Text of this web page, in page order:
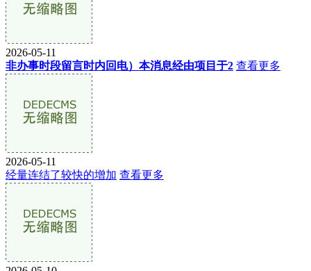
2026-05-11
非办事时段留言时内回电）本消息经由项目于2 查看更多
2026-05-11
经量连结了较快的增加 查看更多